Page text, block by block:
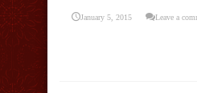
January 5, 2015 Leave a